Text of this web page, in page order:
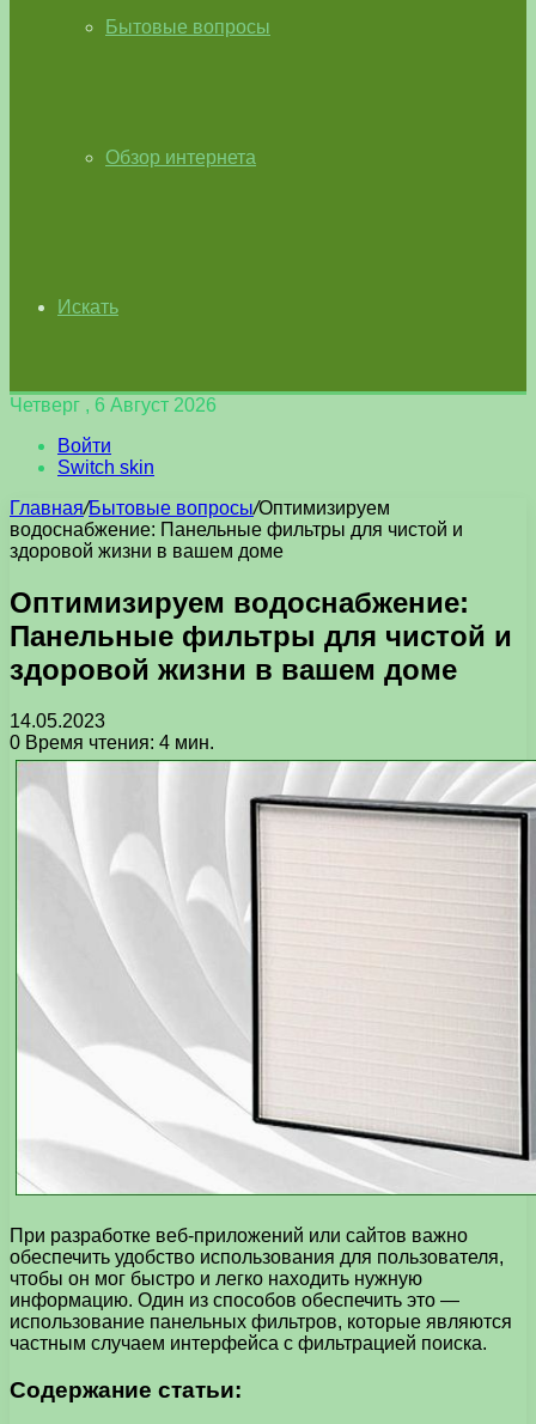
Бытовые вопросы
Обзор интернета
Искать
Четверг , 6 Август 2026
Войти
Switch skin
Главная/Бытовые вопросы/Оптимизируем
водоснабжение: Панельные фильтры для чистой и
здоровой жизни в вашем доме
Оптимизируем водоснабжение:
Панельные фильтры для чистой и
здоровой жизни в вашем доме
14.05.2023
0 Время чтения: 4 мин.
При разработке веб-приложений или сайтов важно
обеспечить удобство использования для пользователя,
чтобы он мог быстро и легко находить нужную
информацию. Один из способов обеспечить это —
использование панельных фильтров, которые являются
частным случаем интерфейса с фильтрацией поиска.
Содержание статьи: